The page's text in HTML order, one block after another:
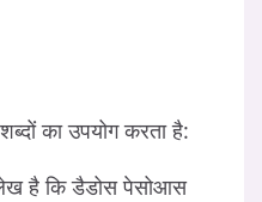
का उपयोग करता है:
लेख है कि डैडोस पेसोआस